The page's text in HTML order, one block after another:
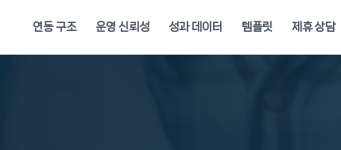
연동 구조 운영 신뢰성 성과 데이터 템플릿 제휴 상담